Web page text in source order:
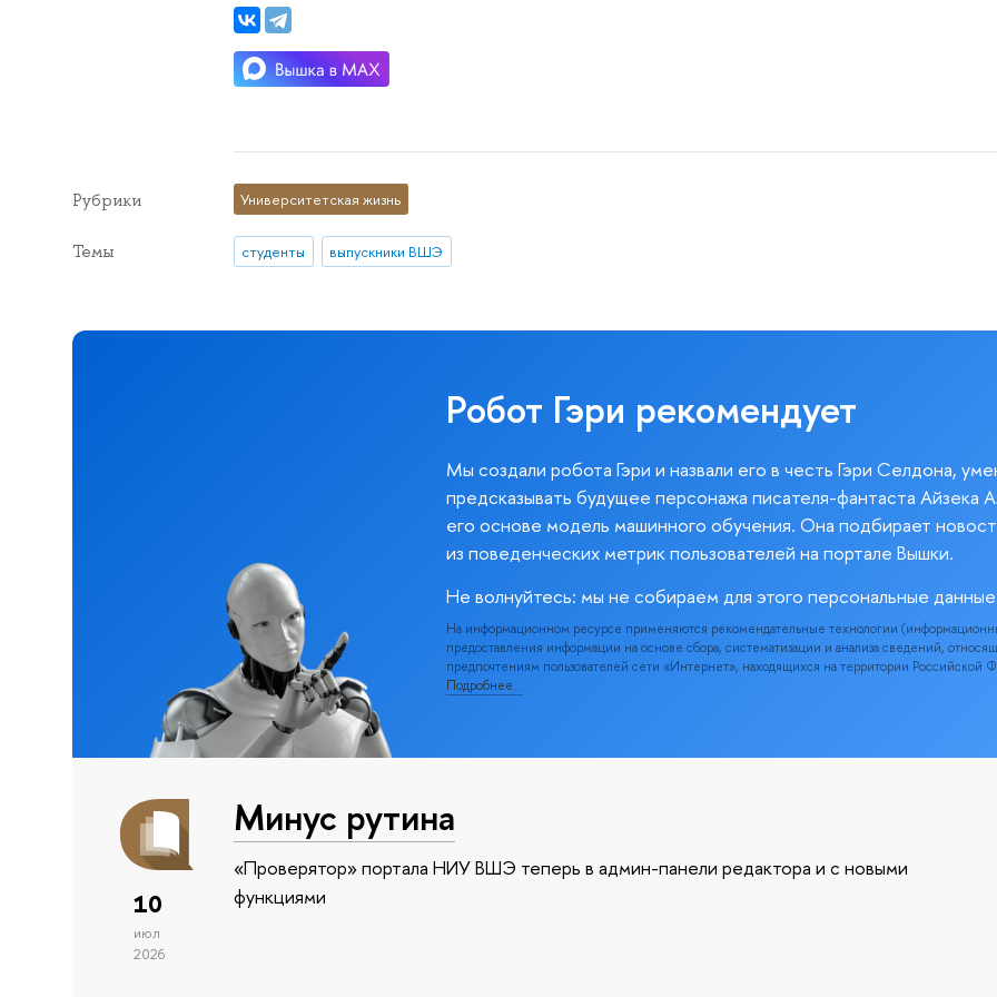
Рубрики Университетская жизнь
Темы студенты выпускники ВШЭ
Робот Гэри рекомендует
Мы создали робота Гэри и назвали его в честь Гэри Селдона,
предсказывать будущее персонажа писателя-фантаста Айзека
его основе модель машинного обучения. Она подбирает
из поведенческих метрик пользователей на портале Вышки.
Не волнуйтесь: мы не собираем для этого персональные
На информационном ресурсе применяются рекомендательные технологии
предоставления информации на основе сбора, систематизации и анализа сведений,
предпочтениям пользователей сети «Интернет», находящихся на территории Российской
Подробнее…
10
июл
2026
Минус рутина
«Проверятор» портала НИУ ВШЭ теперь в админ-панели редактора и с новыми
функциями